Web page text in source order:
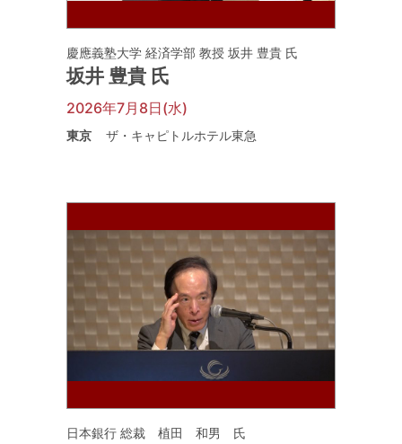
慶應義塾大学 経済学部 教授 坂井 豊貴 氏
坂井 豊貴 氏
2026年7月8日(水)
東京 ザ・キャピトルホテル東急
日本銀行 総裁 植田 和男 氏